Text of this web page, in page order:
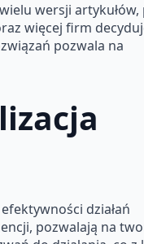
wersji
więcej firm
pozwala na
działań
pozwalają na